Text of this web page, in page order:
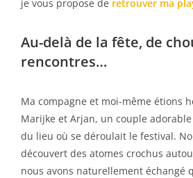
je vous propose de retrouver ma
Au-delà de la fête, de
rencontres…
Ma compagne et moi-même étions
Marijke et Arjan, un couple
du lieu où se déroulait le festival.
découvert des atomes crochus
nous avons naturellement échangé